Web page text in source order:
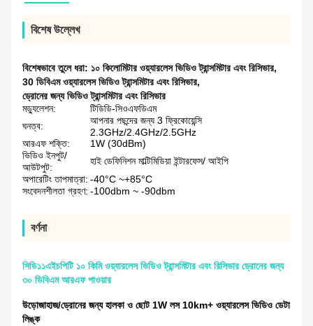
বিশেষ উল্লেখ
বিশেষভাবে তুলে ধরা: ১০ কিলোমিটার ওয়্যারলেস ভিডিও ট্রান্সমিটার এবং রিসিভার,
30 ডিবিএম ওয়্যারলেস ভিডিও ট্রান্সমিটার এবং রিসিভার,
ড্রোনের জন্য ভিডিও ট্রান্সমিটার এবং রিসিভার
মড্যুলেশন:
টিডিডি-সিওএফডিএম
ঘনত্ব:
আপনার পছন্দের জন্য 3 ফ্রিকোয়েন্সি
2.3GHz/2.4GHz/2.5GHz
আরএফ শক্তি:
1W (30dBm)
ভিডিও ইনপুট/
আউটপুট:
হাই ডেফিনিশন মাল্টিমিডিয়া ইন্টারফেস/ আইপি
অপারেটিং তাপমাত্রা: -40°C ~+85°C
সংবেদনশীলতা গ্রহণ: -100dbm ~ -90dbm
বর্ণনা
সিডি১১এইচপিটি ১০ কিমি ওয়্যারলেস ভিডিও ট্রান্সমিটার এবং রিসিভার ড্রোনের জন্য
৩০ ডিবিএম আরএফ পাওয়ার
উড়োজাহাজ/ড্রোনের জন্য হালকা ও ছোট 1W লস 10km+ ওয়্যারলেস ভিডিও ডেটা
লিঙ্ক